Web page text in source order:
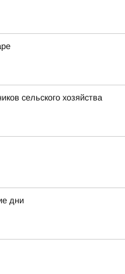
сельского хозяйства
дни